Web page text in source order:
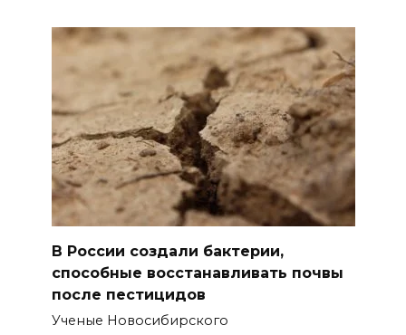
В России создали бактерии,
способные восстанавливать почвы
после пестицидов
Ученые Новосибирского